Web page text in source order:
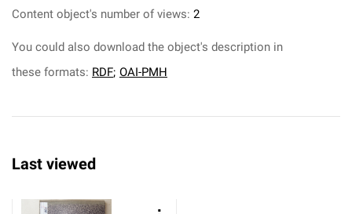
Content object's number of views: 2
You could also download the object's description in
these formats: RDF; OAI-PMH
Last viewed